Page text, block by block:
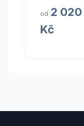
Alma 23y 40%
od 2 020
Kč